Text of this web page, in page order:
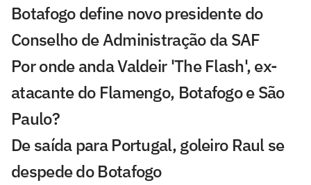
Botafogo define novo presidente do
Conselho de Administração da SAF
Por onde anda Valdeir 'The Flash', ex-
atacante do Flamengo, Botafogo e São
Paulo?
De saída para Portugal, goleiro Raul se
despede do Botafogo